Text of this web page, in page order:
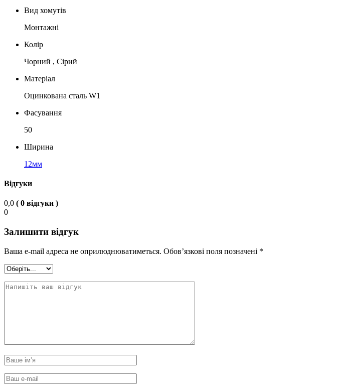
Вид хомутів
Монтажні
Колір
Чорний , Сірий
Матеріал
Оцинкована сталь W1
Фасування
50
Ширина
12мм
Відгуки
0,0 ( 0 відгуки )
0
Залишити відгук
Ваша e-mail адреса не оприлюднюватиметься. Обов’язкові поля позначені *